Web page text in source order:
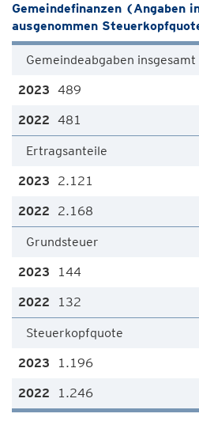
Gemeindefinanzen (Angaben
ausgenommen
Gemeindeabgaben insgesamt
489
481
Ertragsanteile
2.121
2.168
Grundsteuer
144
132
Steuerkopfquote
1.196
1.246